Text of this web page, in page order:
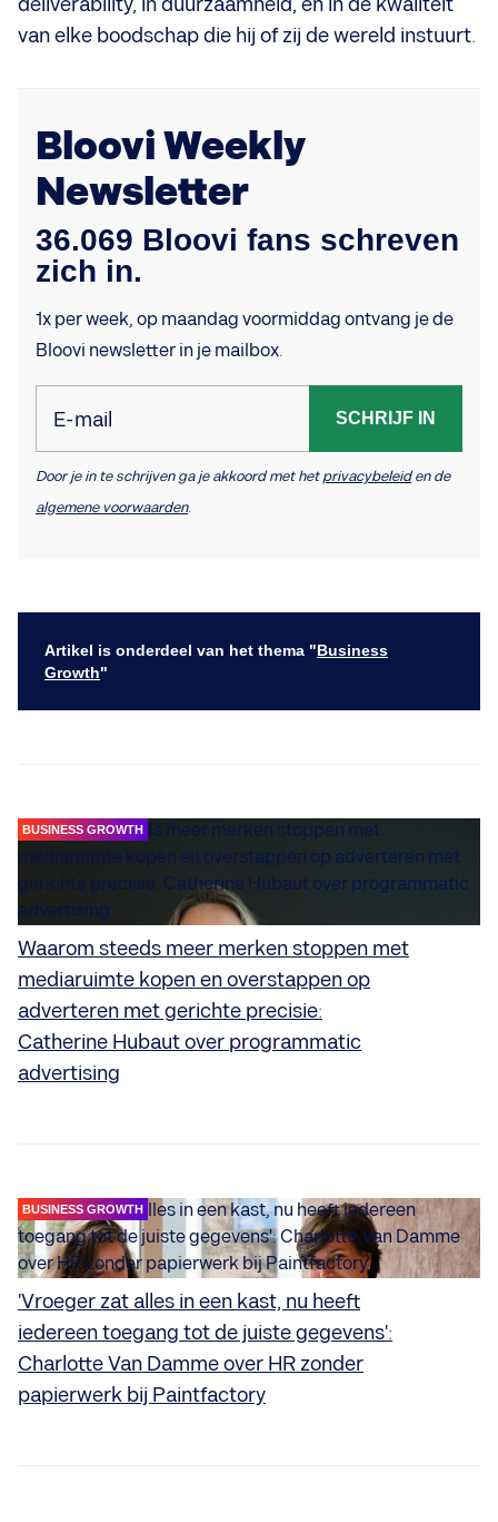
deliverability, in duurzaamheid, en in de kwaliteit
van elke boodschap die hij of zij de wereld instuurt.
Bloovi Weekly
Newsletter
36.069 Bloovi fans schreven
zich in.
1x per week, op maandag voormiddag ontvang je de
Bloovi newsletter in je mailbox.
E-mail SCHRIJF IN
Door je in te schrijven ga je akkoord met hetprivacybeleiden de
algemene voorwaarden.
Artikel is onderdeel van het thema "Business
Growth"
BUSINESS GROWTH
Waarom steeds meer merken stoppen met
mediaruimte kopen en overstappen op
adverteren met gerichte precisie:
Catherine Hubaut over programmatic
advertising
BUSINESS GROWTH
'Vroeger zat alles in een kast, nu heeft
iedereen toegang tot de juiste gegevens':
Charlotte Van Damme over HR zonder
papierwerk bij Paintfactory